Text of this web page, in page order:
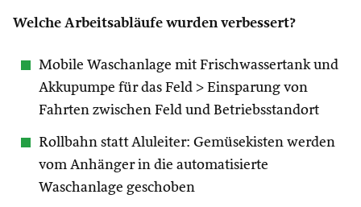
Welche Arbeitsabläufe wurden verbessert?
Mobile Waschanlage mit Frischwassertank und
Akkupumpe für das Feld > Einsparung von
Fahrten zwischen Feld und Betriebsstandort
Rollbahn statt Aluleiter: Gemüsekisten werden
vom Anhänger in die automatisierte
Waschanlage geschoben